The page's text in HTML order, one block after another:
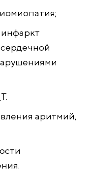
аритмий,